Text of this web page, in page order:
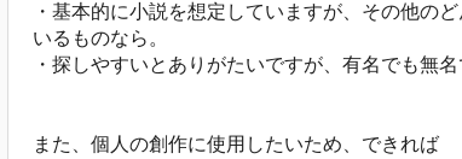
・基本的に小説を想定していますが、その他の
いるものなら。
・探しやすいとありがたいですが、有名でも無名
また、個人の創作に使用したいため、できれば